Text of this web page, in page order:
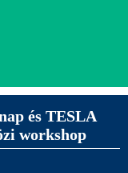
és TESLA
workshop